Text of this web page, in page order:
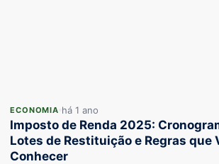
ECONOMIA há 1 ano
Imposto de Renda 2025:
Lotes de Restituição e Regras que
Conhecer